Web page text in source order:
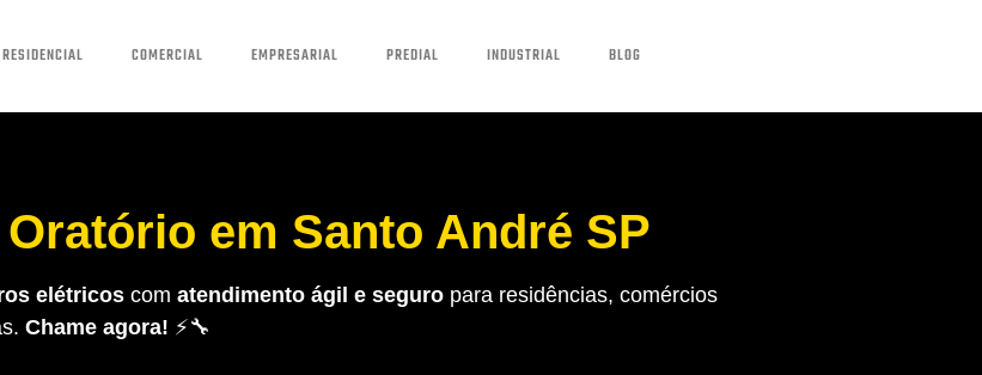
RESIDENCIAL COMERCIAL EMPRESARIAL PREDIAL INDUSTRIAL BLOG
em Santo André SP
elétricos com atendimento ágil e seguro para residências, comércios
Chame agora! ⚡🔧